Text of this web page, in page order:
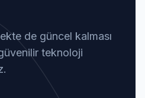
de güncel kalması
teknoloji